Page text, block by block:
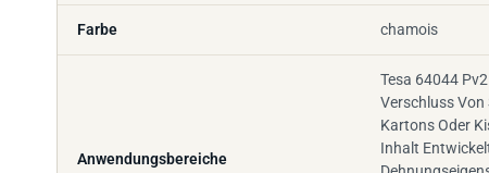
Farbe chamois
Anwendungsbereiche
Tesa 64044
Verschluss Von
Kartons Oder
Inhalt